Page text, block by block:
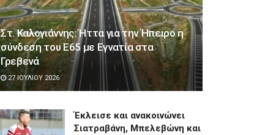
Στ. Καλογιάννης: Ήττα για την Ήπειρο η
σύνδεση του Ε65 με Εγνατία στα
Γρεβενά
27 ΙΟΥΛΊΟΥ 2026
Έκλεισε και ανακοινώνει
Σιατραβάνη, Μπελεβώνη και